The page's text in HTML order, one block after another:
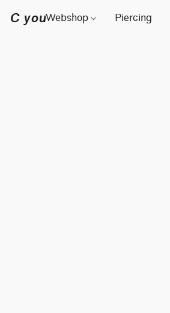
C youWebshop Piercing